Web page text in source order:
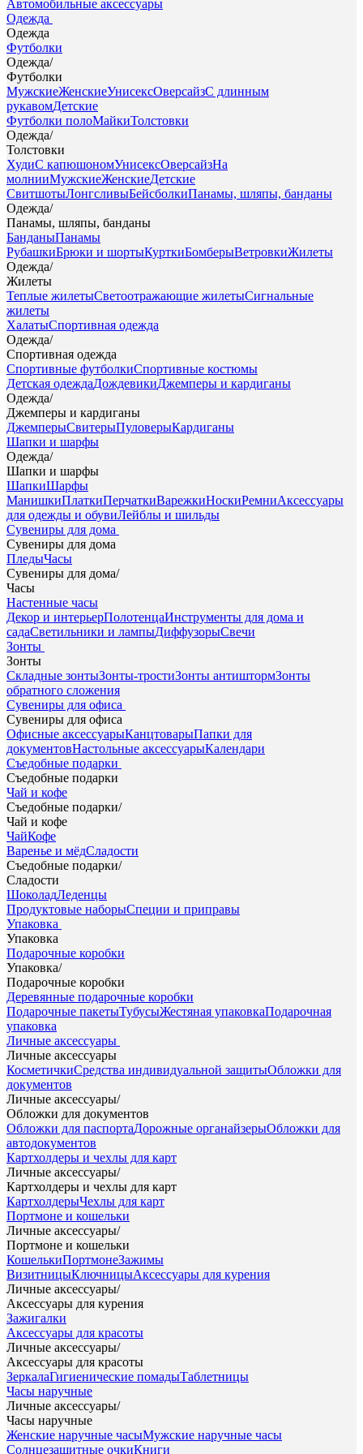
Автомобильные аксессуары
Одежда
Одежда
Футболки
Одежда/
Футболки
МужскиеЖенскиеУнисексОверсайзС длинным
рукавомДетские
Футболки полоМайкиТолстовки
Одежда/
Толстовки
ХудиС капюшономУнисексОверсайзНа
молнииМужскиеЖенскиеДетские
СвитшотыЛонгсливыБейсболкиПанамы, шляпы, банданы
Одежда/
Панамы, шляпы, банданы
БанданыПанамы
РубашкиБрюки и шортыКурткиБомберыВетровкиЖилеты
Одежда/
Жилеты
Теплые жилетыСветоотражающие жилетыСигнальные
жилеты
ХалатыСпортивная одежда
Одежда/
Спортивная одежда
Спортивные футболкиСпортивные костюмы
Детская одеждаДождевикиДжемперы и кардиганы
Одежда/
Джемперы и кардиганы
ДжемперыСвитерыПуловерыКардиганы
Шапки и шарфы
Одежда/
Шапки и шарфы
ШапкиШарфы
МанишкиПлаткиПерчаткиВарежкиНоскиРемниАксессуары
для одежды и обувиЛейблы и шильды
Сувениры для дома
Сувениры для дома
ПледыЧасы
Сувениры для дома/
Часы
Настенные часы
Декор и интерьерПолотенцаИнструменты для дома и
садаСветильники и лампыДиффузорыСвечи
Зонты
Зонты
Складные зонтыЗонты-тростиЗонты антиштормЗонты
обратного сложения
Сувениры для офиса
Сувениры для офиса
Офисные аксессуарыКанцтоварыПапки для
документовНастольные аксессуарыКалендари
Съедобные подарки
Съедобные подарки
Чай и кофе
Съедобные подарки/
Чай и кофе
ЧайКофе
Варенье и мёдСладости
Съедобные подарки/
Сладости
ШоколадЛеденцы
Продуктовые наборыСпеции и приправы
Упаковка
Упаковка
Подарочные коробки
Упаковка/
Подарочные коробки
Деревянные подарочные коробки
Подарочные пакетыТубусыЖестяная упаковкаПодарочная
упаковка
Личные аксессуары
Личные аксессуары
КосметичкиСредства индивидуальной защитыОбложки для
документов
Личные аксессуары/
Обложки для документов
Обложки для паспортаДорожные органайзерыОбложки для
автодокументов
Картхолдеры и чехлы для карт
Личные аксессуары/
Картхолдеры и чехлы для карт
КартхолдерыЧехлы для карт
Портмоне и кошельки
Личные аксессуары/
Портмоне и кошельки
КошелькиПортмонеЗажимы
ВизитницыКлючницыАксессуары для курения
Личные аксессуары/
Аксессуары для курения
Зажигалки
Аксессуары для красоты
Личные аксессуары/
Аксессуары для красоты
ЗеркалаГигиенические помадыТаблетницы
Часы наручные
Личные аксессуары/
Часы наручные
Женские наручные часыМужские наручные часы
Солнцезащитные очкиКниги